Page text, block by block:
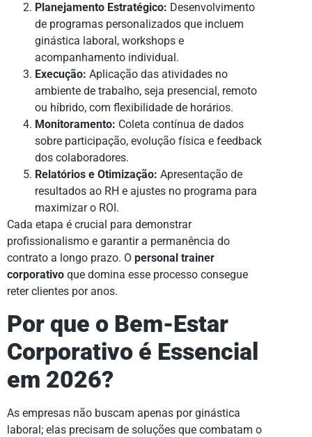
Planejamento Estratégico: Desenvolvimento
de programas personalizados que incluem
ginástica laboral, workshops e
acompanhamento individual.
Execução: Aplicação das atividades no
ambiente de trabalho, seja presencial, remoto
ou híbrido, com flexibilidade de horários.
Monitoramento: Coleta contínua de dados
sobre participação, evolução física e feedback
dos colaboradores.
Relatórios e Otimização: Apresentação de
resultados ao RH e ajustes no programa para
maximizar o ROI.
Cada etapa é crucial para demonstrar
profissionalismo e garantir a permanência do
contrato a longo prazo. O personal trainer
corporativo que domina esse processo consegue
reter clientes por anos.
Por que o Bem-Estar
Corporativo é Essencial
em 2026?
As empresas não buscam apenas por ginástica
laboral; elas precisam de soluções que combatam o